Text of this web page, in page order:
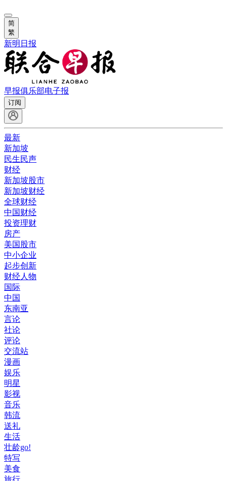
简
繁
新明日报
早报俱乐部电子报
订阅
最新
新加坡
民生民声
财经
新加坡股市
新加坡财经
全球财经
中国财经
投资理财
房产
美国股市
中小企业
起步创新
财经人物
国际
中国
东南亚
言论
社论
评论
交流站
漫画
娱乐
明星
影视
音乐
韩流
送礼
生活
壮龄go!
特写
美食
旅行